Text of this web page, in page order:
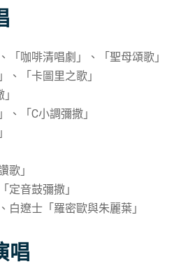
「咖啡清唱劇」、「聖母頌歌」
、「卡圖里之歌」
、「C小調彌撒」
歌」
定音鼓彌撒」
白遼士「羅密歐與朱麗葉」
唱